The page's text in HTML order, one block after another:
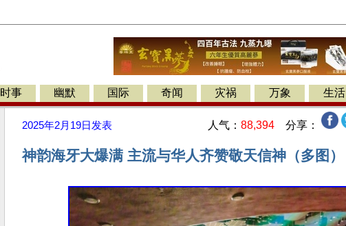
时事 幽默 国际 奇闻 灾祸 万象 生活
2025年2月19日 发表 人气： 88,394 分享：
神韵海牙大爆满 主流与华人齐赞敬天信神（多图）